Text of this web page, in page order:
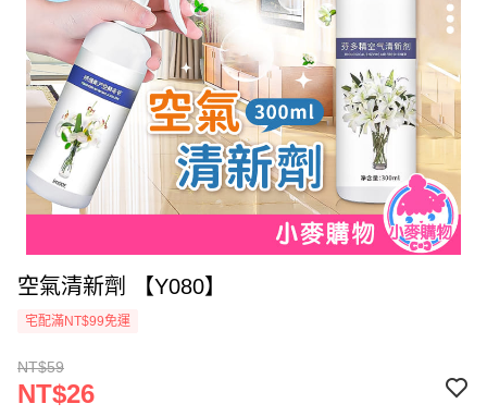
空氣清新劑 【Y080】
宅配滿NT$99免運
NT$59
NT$26